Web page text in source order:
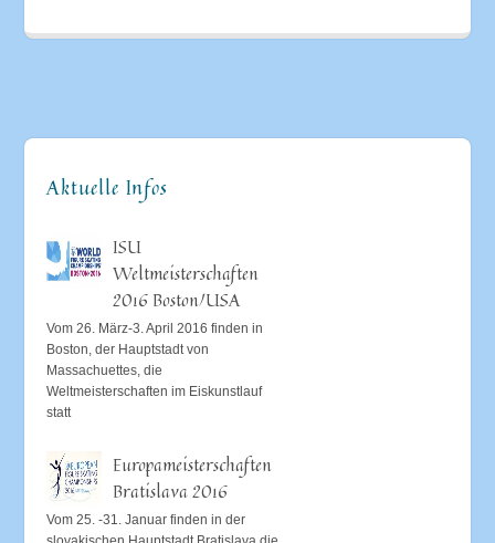
Aktuelle Infos
ISU
Weltmeisterschaften
2016 Boston/USA
Vom 26. März-3. April 2016 finden in
Boston, der Hauptstadt von
Massachuettes, die
Weltmeisterschaften im Eiskunstlauf
statt
Europameisterschaften
Bratislava 2016
Vom 25. -31. Januar finden in der